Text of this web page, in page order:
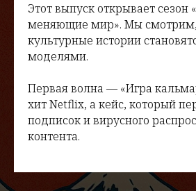
Этот выпуск открывает сезон
меняющие мир». Мы
культурные истории
моделями.
Первая волна — «Игра
хит Netflix, а кейс, который
подписок и вирусного
контента.